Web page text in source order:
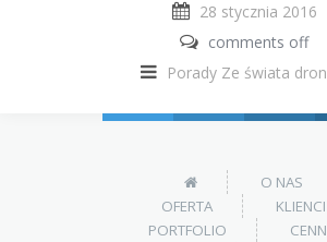
28 stycznia 2016
comments off
Porady Ze świata
O NAS
OFERTA
KLIENCI
PORTFOLIO